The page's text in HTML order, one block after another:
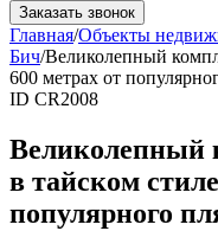
Заказать звонок
Главная/Объекты
Бич/Великолепный
600 метрах от
ID CR2008
Великолепный
в тайском
популярного